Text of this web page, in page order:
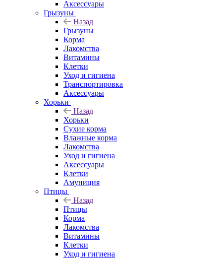
Аксессуары
Грызуны
Назад
Грызуны
Корма
Лакомства
Витамины
Клетки
Уход и гигиена
Транспортировка
Аксессуары
Хорьки
Назад
Хорьки
Сухие корма
Влажные корма
Лакомства
Уход и гигиена
Аксессуары
Клетки
Амуниция
Птицы
Назад
Птицы
Корма
Лакомства
Витамины
Клетки
Уход и гигиена